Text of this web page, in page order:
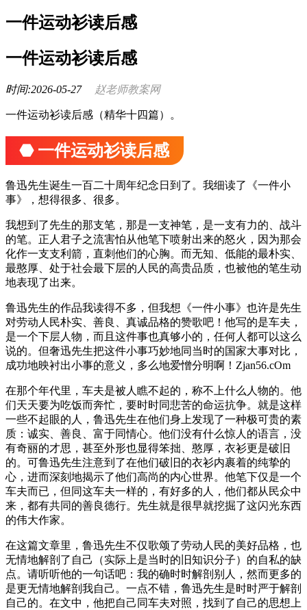
一件运动衫读后感
一件运动衫读后感
时间:2026-05-27 赵老师教案网
一件运动衫读后感（精华十四篇）。
⬣ 一件运动衫读后感
鲁迅先生诞生一百二十周年纪念日到了。我细读了《一件小
事》，想得很多、很多。
我想到了先生的那支笔，那是一支神笔，是一支有力的、战斗
的笔。正人君子之流害怕从他笔下喷射出来的怒火，因为那会
化作一支支利箭，直刺他们的心胸。而无知、低能的最朴实、
最憨厚、处于社会最下层的人民的高贵品质，也被他的笔生动
地表现了出来。
鲁迅先生的作品我读得不多，但我想《一件小事》也许是先生
对劳动人民朴实、善良、真诚品格的赞歌吧！他写的是车夫，
是一个下层人物，而且这件事也真够小的，任何人都可以这么
说的。但奢迅先生把这件小事巧妙地同当时的国家大事对比，
成功地映衬出小事的意义，多么地爱憎分明啊！Zjan56.cOm
在那个年代里，车夫是被人瞧不起的，称不上什么人物的。他
们天天要为吃饭而奔忙，要时时同悲苦的命运抗争。就是这样
一些不起眼的人，鲁迅先生在他们身上发现了一种极可贵的素
质：诚实、善良、富于同情心。他们没有什么惊人的语言，没
有奇丽的才思，甚至外形也显得笨拙、憨厚，衣衫更是破旧
的。可鲁迅先生注意到了在他们破旧的衣衫内裹着的纯挚的
心，进而深刻地揭示了他们高尚的内心世界。他笔下仅是一个
车夫而已，但同这车夫一样的，有好多的人，他们都从民众中
来，都有共同的善良德行。先生就是很早就挖掘了这闪光东西
的伟大作家。
在这篇文章里，鲁迅先生不仅歌颂了劳动人民的美好品格，也
无情地解剖了自己（实际上是当时的旧知识分子）的自私的缺
点。请听听他的一句话吧：我的确时时解剖别人，然而更多的
是更无情地解剖我自己。一点不错，鲁迅先生是时时严于解剖
自己的。在文中，他把自己同车夫对照，找到了自己的思想上